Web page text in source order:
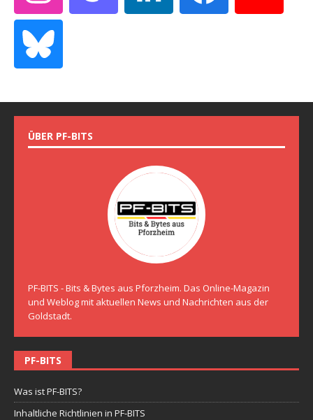
ÜBER PF-BITS
PF-BITS - Bits & Bytes aus Pforzheim. Das Online-Magazin
und Weblog mit aktuellen News und Nachrichten aus der
Goldstadt.
PF-BITS
Was ist PF-BITS?
Inhaltliche Richtlinien in PF-BITS